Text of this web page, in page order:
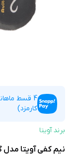
کارمزد)
برند آویتا
نیم کفی آویتا مدل گلچه